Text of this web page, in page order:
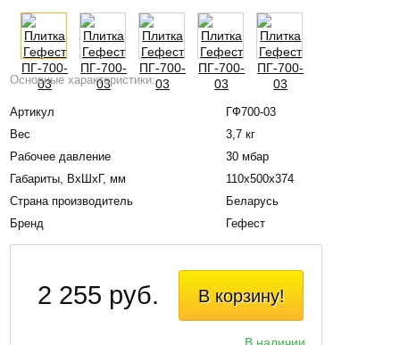
Основные характеристики:
Артикул
ГФ700-03
Вес
3,7 кг
Рабочее давление
30 мбар
Габариты, BxШxГ, мм
110х500х374
Страна производитель
Беларусь
Бренд
Гефест
В корзину!
В наличии
2 255 руб.